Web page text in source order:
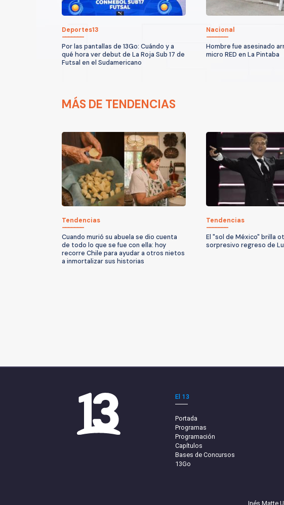
Deportes13
Por las pantallas de 13Go: Cuándo y a
qué hora ver debut de La Roja Sub 17 de
Futsal en el Sudamericano
Nacional
Hombre fue asesinado
micro RED en La Pintaba
MÁS DE TENDENCIAS
Tendencias
Cuando murió su abuela se dio cuenta
de todo lo que se fue con ella: hoy
recorre Chile para ayudar a otros nietos
a inmortalizar sus historias
Tendencias
El "sol de México" brilla
sorpresivo regreso de
El 13
Portada
Programas
Programación
Capítulos
Bases de Concursos
13Go
Inés Matte